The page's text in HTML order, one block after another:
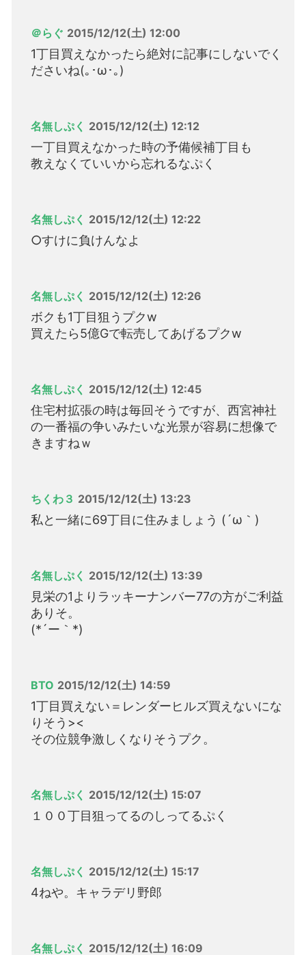
＠らぐ 2015/12/12(土) 12:00
1丁目買えなかったら絶対に記事にしないでく
ださいね(｡･ω･｡)
名無しぷく 2015/12/12(土) 12:12
一丁目買えなかった時の予備候補丁目も
教えなくていいから忘れるなぷく
名無しぷく 2015/12/12(土) 12:22
○すけに負けんなよ
名無しぷく 2015/12/12(土) 12:26
ボクも1丁目狙うプクw
買えたら5億Gで転売してあげるプクw
名無しぷく 2015/12/12(土) 12:45
住宅村拡張の時は毎回そうですが、西宮神社
の一番福の争いみたいな光景が容易に想像で
きますねｗ
ちくわ３ 2015/12/12(土) 13:23
私と一緒に69丁目に住みましょう (´ω｀)
名無しぷく 2015/12/12(土) 13:39
見栄の1よりラッキーナンバー77の方がご利益
ありそ。
(*´ー｀*)
BTO 2015/12/12(土) 14:59
1丁目買えない＝レンダーヒルズ買えないにな
りそう><
その位競争激しくなりそうプク。
名無しぷく 2015/12/12(土) 15:07
１００丁目狙ってるのしってるぷく
名無しぷく 2015/12/12(土) 15:17
4ねや。キャラデリ野郎
名無しぷく 2015/12/12(土) 16:09